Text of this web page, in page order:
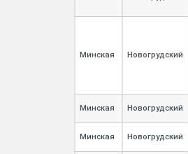
Минская Новогрудский
Минская Новогрудский
Минская Новогрудский